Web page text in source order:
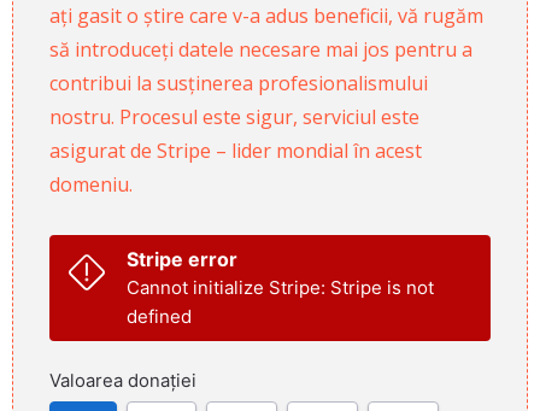
ați gasit o știre care v-a adus beneficii, vă rugăm
să introduceți datele necesare mai jos pentru a
contribui la susținerea profesionalismului
nostru. Procesul este sigur, serviciul este
asigurat de Stripe – lider mondial în acest
domeniu.
Stripe error
Cannot initialize Stripe: Stripe is not
defined
Valoarea donației